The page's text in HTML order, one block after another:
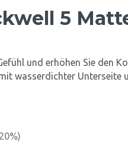
5
und erhöhen Sie den
wasserdichter Unterseite
20%)